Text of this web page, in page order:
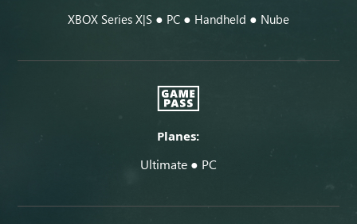
XBOX Series X|S ● PC ● Handheld ● Nube
Planes:
Ultimate ● PC